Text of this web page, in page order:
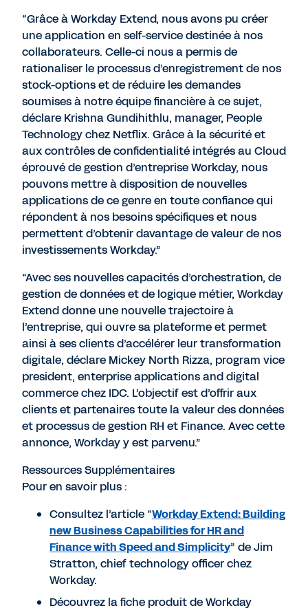
“Grâce à Workday Extend, nous avons pu créer
une application en self-service destinée à nos
collaborateurs. Celle-ci nous a permis de
rationaliser le processus d’enregistrement de nos
stock-options et de réduire les demandes
soumises à notre équipe financière à ce sujet,
déclare Krishna Gundihithlu, manager, People
Technology chez Netflix. Grâce à la sécurité et
aux contrôles de confidentialité intégrés au Cloud
éprouvé de gestion d’entreprise Workday, nous
pouvons mettre à disposition de nouvelles
applications de ce genre en toute confiance qui
répondent à nos besoins spécifiques et nous
permettent d’obtenir davantage de valeur de nos
investissements Workday.”
“Avec ses nouvelles capacités d’orchestration, de
gestion de données et de logique métier, Workday
Extend donne une nouvelle trajectoire à
l’entreprise, qui ouvre sa plateforme et permet
ainsi à ses clients d’accélérer leur transformation
digitale, déclare Mickey North Rizza, program vice
president, enterprise applications and digital
commerce chez IDC. L’objectif est d’offrir aux
clients et partenaires toute la valeur des données
et processus de gestion RH et Finance. Avec cette
annonce, Workday y est parvenu.”
Ressources Supplémentaires
Pour en savoir plus :
Consultez l’article “Workday Extend: Building
new Business Capabilities for HR and
Finance with Speed and Simplicity” de Jim
Stratton, chief technology officer chez
Workday.
Découvrez la fiche produit de Workday